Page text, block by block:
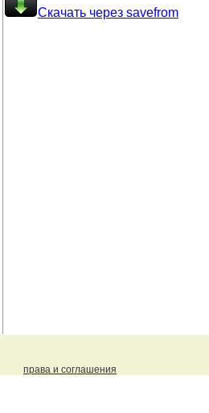
Скачать через savefrom
права и соглашения